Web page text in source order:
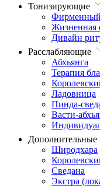
Тонизирующие
Жизненная
Дивайн
Расслабляющие
Абхьянга
Терапия
Ладовница
Пинда-
Васти-
Дополнительные
Широдхара
Сведана
Экстра